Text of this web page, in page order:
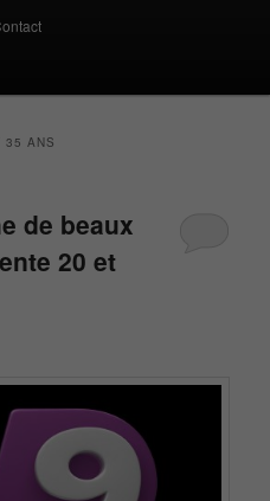
35 ANS
de beaux
20 et